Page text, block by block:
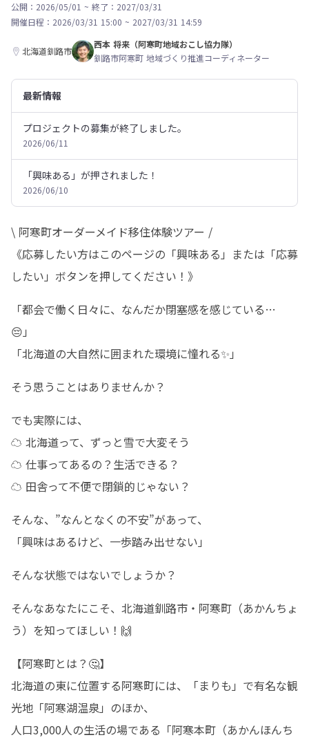
公開：2026/05/01 ~ 終了：2027/03/31
開催日程： 2026/03/31 15:00 ~ 2027/03/31 14:59
北海道釧路市
西本 将来（阿寒町地域おこし協力隊）
釧路市阿寒町 地域づくり推進コーディネーター
最新情報
プロジェクトの募集が終了しました。
2026/06/11
「興味ある」が押されました！
2026/06/10
\ 阿寒町オーダーメイド移住体験ツアー /
《応募したい方はこのページの「興味ある」または「応募
したい」ボタンを押してください！》
「都会で働く日々に、なんだか閉塞感を感じている…
😔」
「北海道の大自然に囲まれた環境に憧れる✨」
そう思うことはありませんか？
でも実際には、
☁️ 北海道って、ずっと雪で大変そう
☁️ 仕事ってあるの？生活できる？
☁️ 田舎って不便で閉鎖的じゃない？
そんな、”なんとなくの不安”があって、
「興味はあるけど、一歩踏み出せない」
そんな状態ではないでしょうか？
そんなあなたにこそ、北海道釧路市・阿寒町（あかんちょ
う）を知ってほしい！🙌
【阿寒町とは？🤔】
北海道の東に位置する阿寒町には、「まりも」で有名な観
光地「阿寒湖温泉」のほか、
人口3,000人の生活の場である「阿寒本町（あかんほんち